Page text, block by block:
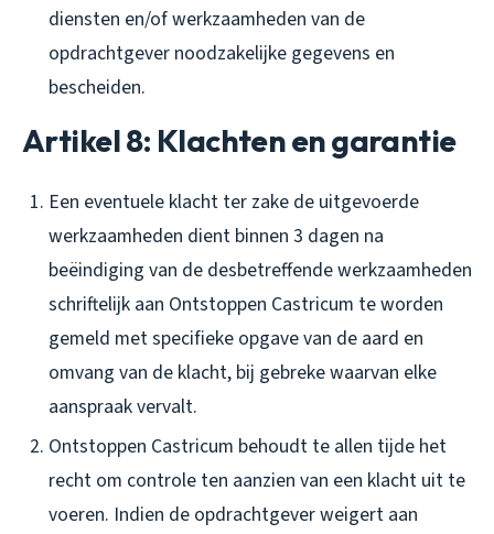
diensten en/of werkzaamheden van de
opdrachtgever noodzakelijke gegevens en
bescheiden.
Artikel 8: Klachten en garantie
Een eventuele klacht ter zake de uitgevoerde
werkzaamheden dient binnen 3 dagen na
beëindiging van de desbetreffende werkzaamheden
schriftelijk aan Ontstoppen Castricum te worden
gemeld met specifieke opgave van de aard en
omvang van de klacht, bij gebreke waarvan elke
aanspraak vervalt.
Ontstoppen Castricum behoudt te allen tijde het
recht om controle ten aanzien van een klacht uit te
voeren. Indien de opdrachtgever weigert aan